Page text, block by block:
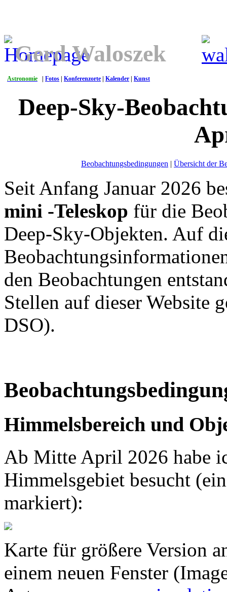
Gerd Waloszek
Astronomie Fotos Konferenzorte Kalender Kunst
Deep-Sky-
Beobachtungsbedingungen | Übersicht der
Seit Anfang Januar 2026
mini -Teleskop für die
Deep-Sky-Objekten. Auf
den Beobachtungen
Stellen auf dieser Website
DSO).
Himmelsbereich und
Ab Mitte April 2026 habe
Himmelsgebiet besucht
markiert):
Karte für größere Version
einem neuen Fenster